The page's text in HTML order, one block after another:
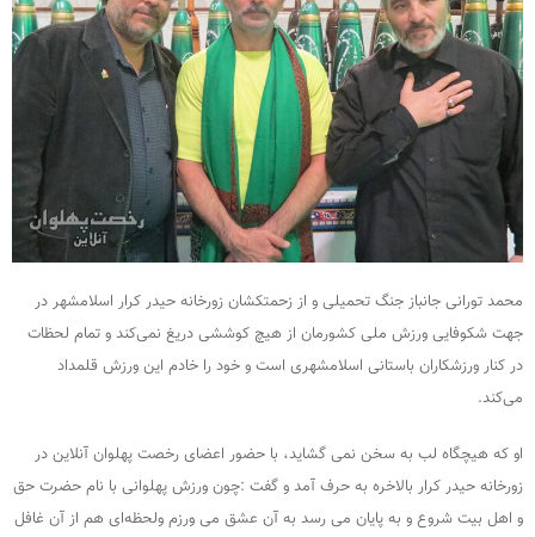
محمد تورانی جانباز جنگ تحمیلی و از زحمتکشان زورخانه حیدر کرار اسلامشهر در
جهت شکوفایی ورزش ملی کشورمان از هیچ کوششی دریغ نمی‌کند و تمام لحظات
در کنار ورزشکاران باستانی اسلامشهری است و خود را خادم این ورزش قلمداد
می‌کند.
او که هیچگاه لب به سخن نمی گشاید، با حضور اعضای رخصت پهلوان آنلاین در
زورخانه حیدر کرار بالاخره به حرف آمد و گفت :چون ورزش پهلوانی با نام حضرت حق
و اهل بیت شروع و به پایان می رسد به آن عشق می ورزم ولحظه‌ای هم از آن غافل